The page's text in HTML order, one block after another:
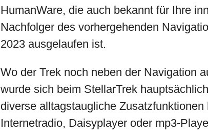
HumanWare, die auch bekannt für Ihre
Nachfolger des vorhergehenden
2023 ausgelaufen ist.
Wo der Trek noch neben der Navigation
wurde sich beim StellarTrek
diverse alltagstaugliche
Internetradio, Daisyplayer oder mp3-